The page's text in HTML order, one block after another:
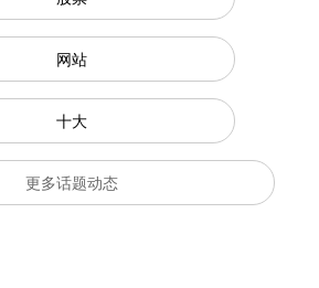
网站
十大
更多话题动态